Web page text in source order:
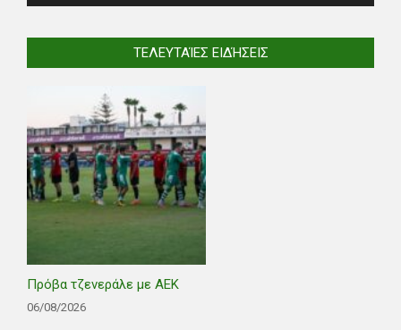
ΤΕΛΕΥΤΑΊΕΣ ΕΙΔΉΣΕΙΣ
Πρόβα τζενεράλε με ΑΕΚ
06/08/2026